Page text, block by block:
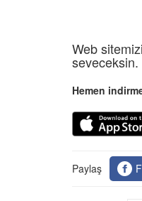
Web
seveceksin.
Hemen
Paylaş